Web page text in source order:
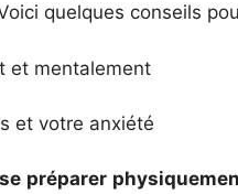
quelques conseils
et mentalement
et votre anxiété
préparer